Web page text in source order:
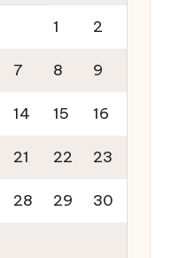
1 2
7 8 9
14 15 16
21 22 23
28 29 30